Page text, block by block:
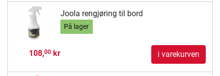
Joola rengjøring til bord
På lager
108,00kr i varekurven